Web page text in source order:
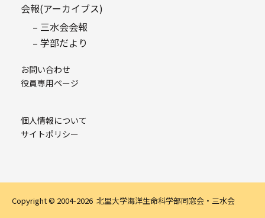
会報(アーカイブス)
– 三水会会報
– 学部だより
お問い合わせ
役員専用ページ
個人情報について
サイトポリシー
Copyright © 2004-2026 北里大学海洋生命科学部同窓会・三水会